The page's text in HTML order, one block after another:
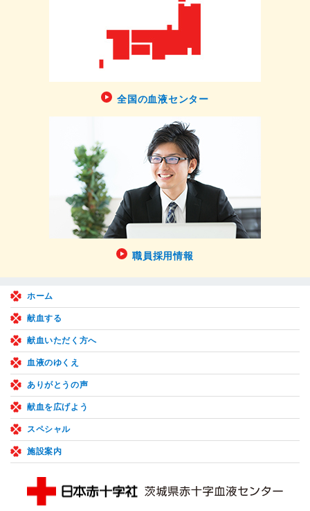
全国の血液センター
職員採用情報
ホーム
献血する
献血いただく方へ
血液のゆくえ
ありがとうの声
献血を広げよう
スペシャル
施設案内